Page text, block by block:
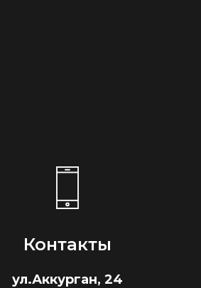
Контакты
ул.Аккурган, 24